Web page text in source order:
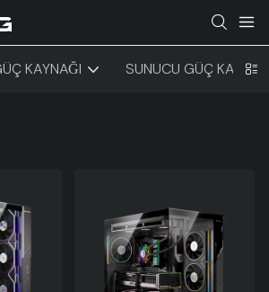
KAYNAĞI SUNUCU GÜÇ